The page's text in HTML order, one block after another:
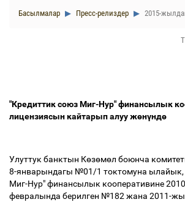
Басылмалар Пресс-релиздер 2015-
"Кредиттик союз Миг-Нур" финансылык
лицензиясын кайтарып алуу жөнүндө
Улуттук банктын Көзөмөл боюнча
8-январындагы №01/1 токтомуна ылайык,
Миг-Нур" финансылык кооперативине
февралында берилген №182 жана 2011-